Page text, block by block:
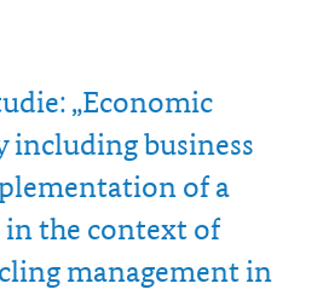
„Economic
including business
of a
in the context of
management in